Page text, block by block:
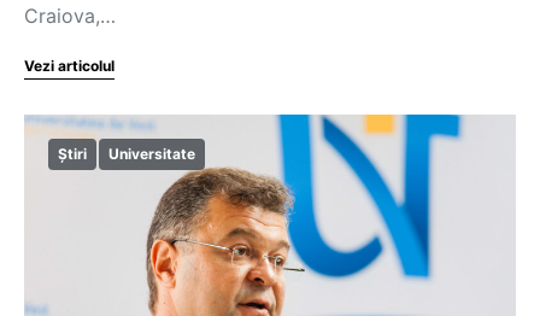
Craiova,…
Vezi articolul
Știri Universitate